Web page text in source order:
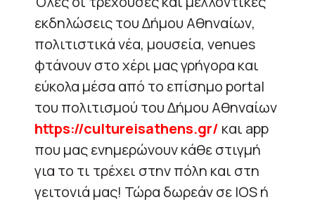
εκδηλώσεις του Δήμου Αθηναίων,
πολιτιστικά νέα, μουσεία, venues
φτάνουν στο χέρι μας γρήγορα και
εύκολα μέσα από το επίσημο portal
του πολιτισμού του Δήμου Αθηναίων
https://cultureisathens.gr/ και app
που μας ενημερώνουν κάθε στιγμή
για το τι τρέχει στην πόλη και στη
γειτονιά μας! Τώρα δωρεάν σε IOS ή